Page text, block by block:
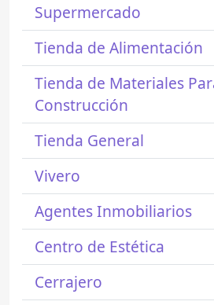
Supermercado
Tienda de Alimentación
Tienda de Materiales
Construcción
Tienda General
Vivero
Agentes Inmobiliarios
Centro de Estética
Cerrajero